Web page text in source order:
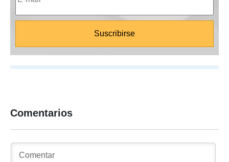
Comentarios